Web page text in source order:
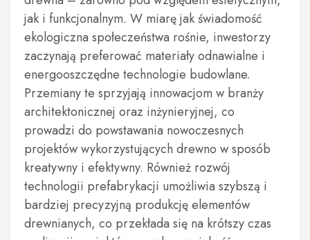
jak i funkcjonalnym. W miarę jak świadomość
ekologiczna społeczeństwa rośnie, inwestorzy
zaczynają preferować materiały odnawialne i
energooszczędne technologie budowlane.
Przemiany te sprzyjają innowacjom w branży
architektonicznej oraz inżynieryjnej, co
prowadzi do powstawania nowoczesnych
projektów wykorzystujących drewno w sposób
kreatywny i efektywny. Również rozwój
technologii prefabrykacji umożliwia szybszą i
bardziej precyzyjną produkcję elementów
drewnianych, co przekłada się na krótszy czas